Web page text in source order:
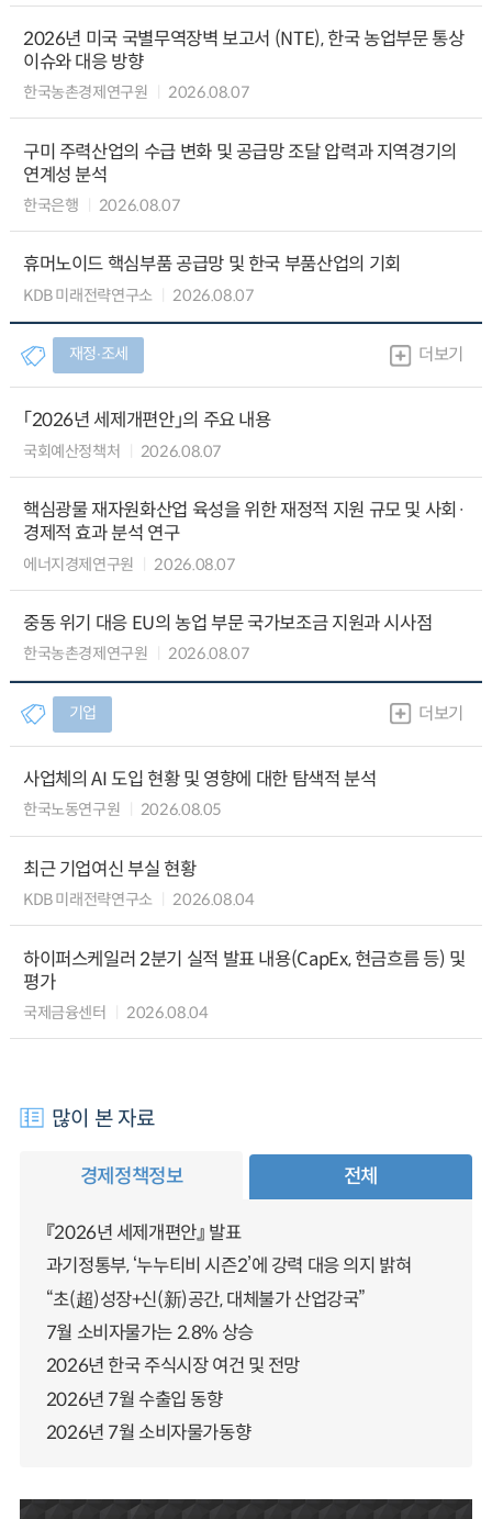
2026년 미국 국별무역장벽 보고서 (NTE), 한국 농업부문 통상
이슈와 대응 방향
한국농촌경제연구원 2026.08.07
구미 주력산업의 수급 변화 및 공급망 조달 압력과 지역경기의
연계성 분석
한국은행 2026.08.07
휴머노이드 핵심부품 공급망 및 한국 부품산업의 기회
KDB 미래전략연구소 2026.08.07
재정∙조세 더보기
「2026년 세제개편안」의 주요 내용
국회예산정책처 2026.08.07
핵심광물 재자원화산업 육성을 위한 재정적 지원 규모 및 사회·
경제적 효과 분석 연구
에너지경제연구원 2026.08.07
중동 위기 대응 EU의 농업 부문 국가보조금 지원과 시사점
한국농촌경제연구원 2026.08.07
기업 더보기
사업체의 AI 도입 현황 및 영향에 대한 탐색적 분석
한국노동연구원 2026.08.05
최근 기업여신 부실 현황
KDB 미래전략연구소 2026.08.04
하이퍼스케일러 2분기 실적 발표 내용(CapEx, 현금흐름 등) 및
평가
국제금융센터 2026.08.04
많이 본 자료
경제정책정보 전체
『2026년 세제개편안』 발표
과기정통부, ‘누누티비 시즌2’에 강력 대응 의지 밝혀
“초(超)성장+신(新)공간, 대체불가 산업강국”
7월 소비자물가는 2.8% 상승
2026년 한국 주식시장 여건 및 전망
2026년 7월 수출입 동향
2026년 7월 소비자물가동향